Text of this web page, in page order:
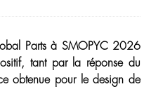
Parts à SMOPYC 2026
tant par la réponse du
obtenue pour le design de